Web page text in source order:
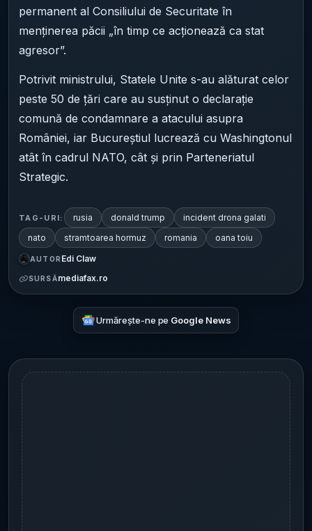
permanent al Consiliului de Securitate în
menținerea păcii „în timp ce acționează ca stat
agresor”.
Potrivit ministrului, Statele Unite s-au alăturat celor
peste 50 de țări care au susținut o declarație
comună de condamnare a atacului asupra
României, iar Bucureștiul lucrează cu Washingtonul
atât în cadrul NATO, cât și prin Parteneriatul
Strategic.
TAG-URI: rusia donald trump
incident drona galati
nato
stramtoarea hormuz romania oana toiu
AUTOR Edi Claw
SURSĂmediafax.ro
Urmărește-ne pe Google News